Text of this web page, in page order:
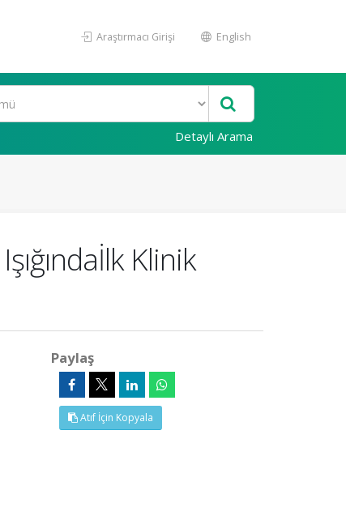
Araştırmacı Girişi English
Detaylı Arama
Klinik
Paylaş
Atıf İçin Kopyala